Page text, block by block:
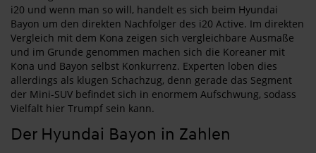
i20 und wenn man so will, handelt es sich beim Hyundai
Bayon um den direkten Nachfolger des i20 Active. Im direkten
Vergleich mit dem Kona zeigen sich vergleichbare Ausmaße
und im Grunde genommen machen sich die Koreaner mit
Kona und Bayon selbst Konkurrenz. Experten loben dies
allerdings als klugen Schachzug, denn gerade das Segment
der Mini-SUV befindet sich in enormem Aufschwung, sodass
Vielfalt hier Trumpf sein kann.
Der Hyundai Bayon in Zahlen